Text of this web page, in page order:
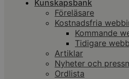
Kunskapsbank
Föreläsare
Kostnadsfria
Kommande
Tidigare
Artiklar
Nyheter och
Ordlista